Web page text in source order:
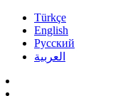
Türkçe
English
Pусский
العربية